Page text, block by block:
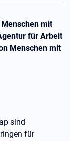
mit
für Arbeit
Menschen mit
sind
für